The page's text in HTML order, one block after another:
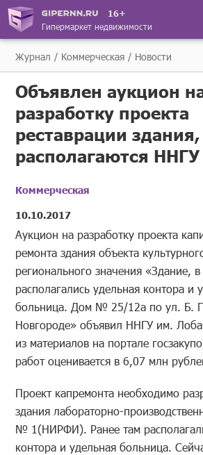
16+
Гипермаркет недвижимости
Журнал Коммерческая Новости
Объявлен аукцион
разработку проекта
реставрации
располагаются
Коммерческая
10.10.2017
Аукцион на разработку проекта
ремонта здания объекта
регионального значения «Здание,
располагались удельная контора и
больница. Дом № 25/12а по ул. Б.
Новгороде» объявил ННГУ им.
из материалов на портале
работ оценивается в 6,07 млн
Проект капремонта необходимо
здания лабораторно-
№ 1(НИРФИ). Ранее там
контора и удельная больница.